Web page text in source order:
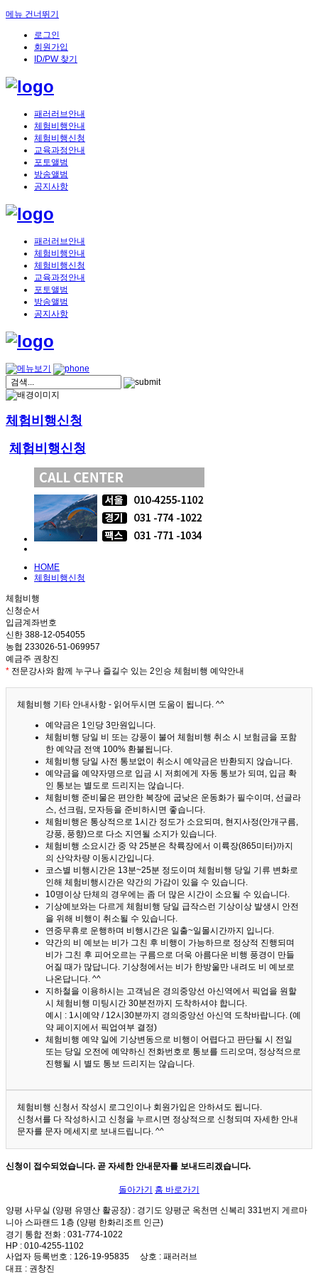
메뉴 건너뛰기
로그인
회원가입
ID/PW 찾기
패러러브안내
체험비행안내
체험비행신청
교육과정안내
포토앨범
방송앨범
공지사항
패러러브안내
체험비행안내
체험비행신청
교육과정안내
포토앨범
방송앨범
공지사항
체험비행신청
체험비행신청
HOME
체험비행신청
체험비행
신청순서
입금계좌번호
신한 388-12-054055
농협 233026-51-069957
예금주 권창진
* 전문강사와 함께 누구나 즐길수 있는 2인승 체험비행 예약안내
체험비행 기타 안내사항 - 읽어두시면 도움이 됩니다. ^^
예약금은 1인당 3만원입니다.
체험비행 당일 비 또는 강풍이 불어 체험비행 취소 시 보험금을 포함
한 예약금 전액 100% 환불됩니다.
체험비행 당일 사전 통보없이 취소시 예약금은 반환되지 않습니다.
예약금을 예약자명으로 입금 시 저희에게 자동 통보가 되며, 입금 확
인 통보는 별도로 드리지는 않습니다.
체험비행 준비물은 편안한 복장에 굽낮은 운동화가 필수이며, 선글라
스, 선크림, 모자등을 준비하시면 좋습니다.
체험비행은 통상적으로 1시간 정도가 소요되며, 현지사정(안개구름,
강풍, 풍향)으로 다소 지연될 소지가 있습니다.
체험비행 소요시간 중 약 25분은 착륙장에서 이륙장(865미터)까지
의 산악차량 이동시간입니다.
코스별 비행시간은 13분~25분 정도이며 체험비행 당일 기류 변화로
인해 체험비행시간은 약간의 가감이 있을 수 있습니다.
10명이상 단체의 경우에는 좀 더 많은 시간이 소요될 수 있습니다.
기상예보와는 다르게 체험비행 당일 급작스런 기상이상 발생시 안전
을 위해 비행이 취소될 수 있습니다.
연중무휴로 운행하며 비행시간은 일출~일몰시간까지 입니다.
약간의 비 예보는 비가 그친 후 비행이 가능하므로 정상적 진행되며
비가 그친 후 피어오르는 구름으로 더욱 아름다운 비행 풍경이 만들
어질 때가 많답니다. 기상청에서는 비가 한방울만 내려도 비 예보로
나온답니다. ^^
지하철을 이용하시는 고객님은 경의중앙선 아신역에서 픽업을 원할
시 체험비행 미팅시간 30분전까지 도착하셔야 합니다.
예시 : 1시예약 / 12시30분까지 경의중앙선 아신역 도착바랍니다. (예
약 페이지에서 픽업여부 결정)
체험비행 예약 일에 기상변동으로 비행이 어렵다고 판단될 시 전일
또는 당일 오전에 예약하신 전화번호로 통보를 드리오며, 정상적으로
진행될 시 별도 통보 드리지는 않습니다.
체험비행 신청서 작성시 로그인이나 회원가입은 안하셔도 됩니다.
신청서를 다 작성하시고 신청을 누르시면 정상적으로 신청되며 자세한 안내
문자를 문자 메세지로 보내드립니다. ^^
신청이 접수되었습니다. 곧 자세한 안내문자를 보내드리겠습니다.
돌아가기 홈 바로가기
양평 사무실 (양평 유명산 활공장) : 경기도 양평군 옥천면 신복리 331번지 게르마
니아 스파랜드 1층 (양평 한화리조트 인근)
경기 통합 전화 : 031-774-1022
HP : 010-4255-1102
사업자 등록번호 : 126-19-95835 상호 : 패러러브
대표 : 권창진